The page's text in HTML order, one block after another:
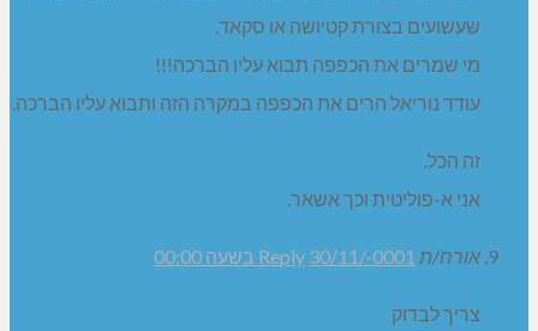
שעשועים בצורת קטיושה או סקאד.
מי שמרים את הכפפה תבוא עליו הברכה!!!
עודד נוריאל הרים את הכפפה במקרה הזה ותבוא עליו הברכה.
זה הכל.
אני א-פוליטית וכך אשאר.
אורח/ת Reply 30/11/-0001 בשעה 00:00
צריך לבדוק